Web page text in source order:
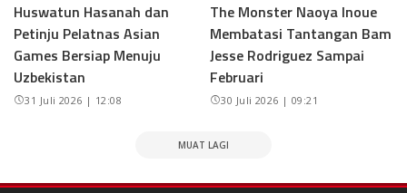
Huswatun Hasanah dan
Petinju Pelatnas Asian
Games Bersiap Menuju
Uzbekistan
31 Juli 2026 | 12:08
The Monster Naoya Inoue
Membatasi Tantangan Bam
Jesse Rodriguez Sampai
Februari
30 Juli 2026 | 09:21
MUAT LAGI